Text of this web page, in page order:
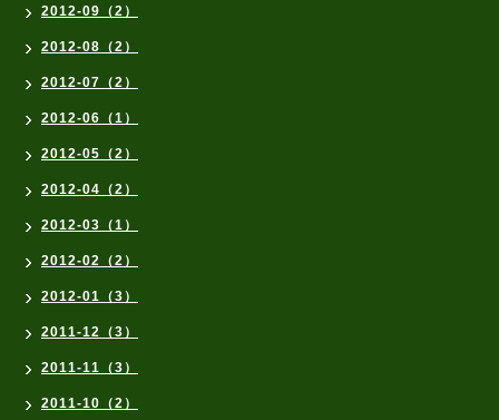
2012-09（2）
2012-08（2）
2012-07（2）
2012-06（1）
2012-05（2）
2012-04（2）
2012-03（1）
2012-02（2）
2012-01（3）
2011-12（3）
2011-11（3）
2011-10（2）